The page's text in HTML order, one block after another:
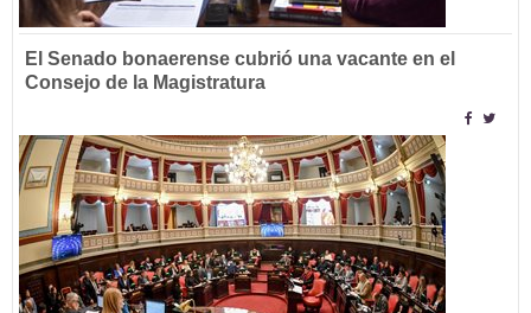
El Senado bonaerense cubrió una vacante en el
Consejo de la Magistratura